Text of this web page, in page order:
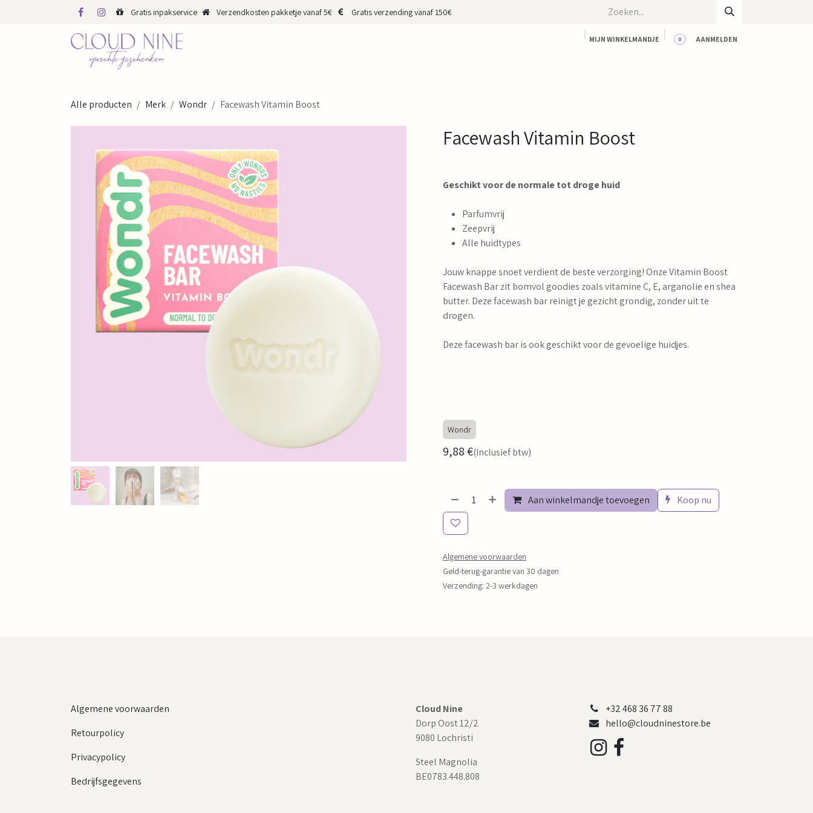
Overslaan naar inhoud Gratis inpakservice Verzendkosten pakketje vanaf 5€ Gratis verzending vanaf 150€
MIJN WINKELMANDJE 0 AANMELDEN
Alle producten Merk Wondr Facewash Vitamin Boost
Facewash Vitamin Boost
Geschikt voor de normale tot droge huid
Parfumvrij
Zeepvrij
Alle huidtypes
Jouw knappe snoet verdient de beste verzorging! Onze Vitamin Boost
Facewash Bar zit bomvol goodies zoals vitamine C, E, arganolie en shea
butter. Deze facewash bar reinigt je gezicht grondig, zonder uit te
drogen.
Deze facewash bar is ook geschikt voor de gevoelige huidjes.
Wondr
9,88€(Inclusief btw)
Aan winkelmandje toevoegen Koop nu
Algemene voorwaarden
Geld-terug-garantie van 30 dagen
Verzending: 2-3 werkdagen
Algemene voorwaarden
Retourpolicy
Privacypolicy
Bedrijfsgegevens
Cloud Nine
Dorp Oost 12/2
9080 Lochristi
Steel Magnolia
BE0783.448.808
+32 468 36 77 88
hello@cloudninestore.be